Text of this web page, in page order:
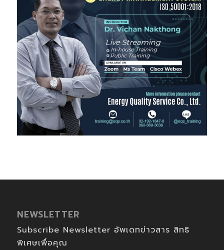
NEWSLETTER
Subscribe Newsletter อัพเดทข่าวสาร สิทธิ
พิเศษเพื่อคุณ